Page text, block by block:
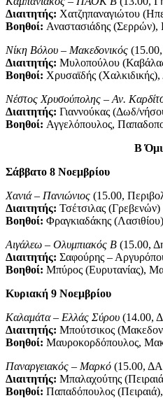
Διαιτητής: Χατζηπαναγιώτου
Βοηθοί: Αναστασιάδης (Σερρών),
Νίκη Βόλου – Μακεδονικός
Διαιτητής: Μυλοπούλου
Βοηθοί: Χρυσαϊδής
Νέστος Χρυσούπολης – Αν.
Διαιτητής: Γιαννούκας (Δωδ/
Βοηθοί: Αγγελόπουλος,
Β
Σάββατο 8 Νοεμβρίου
Χανιά – Πανιώνιος (15.00,
Διαιτητής: Τσέτσιλας (Γρεβενών)
Βοηθοί: Φραγκιαδάκης
Αιγάλεω – Ολυμπιακός Β (15.00,
Διαιτητής: Σαφούρης –
Βοηθοί: Μπύρος (Ευρυτανίας),
Κυριακή 9 Νοεμβρίου
Καλαμάτα – Ελλάς Σύρου (14.00,
Διαιτητής: Μπούτσικος
Βοηθοί: Μαυροκορδόπουλος,
Παναργειακός – Μαρκό (15.00,
Διαιτητής: Μπαλαχούτης
Βοηθοί: Παπαδόπουλος